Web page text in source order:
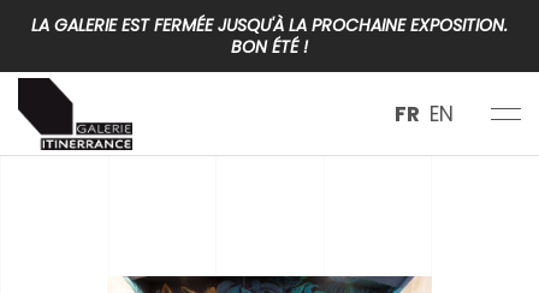
LA GALERIE EST FERMÉE JUSQU'À LA PROCHAINE EXPOSITION.
BON ÉTÉ !
FR EN